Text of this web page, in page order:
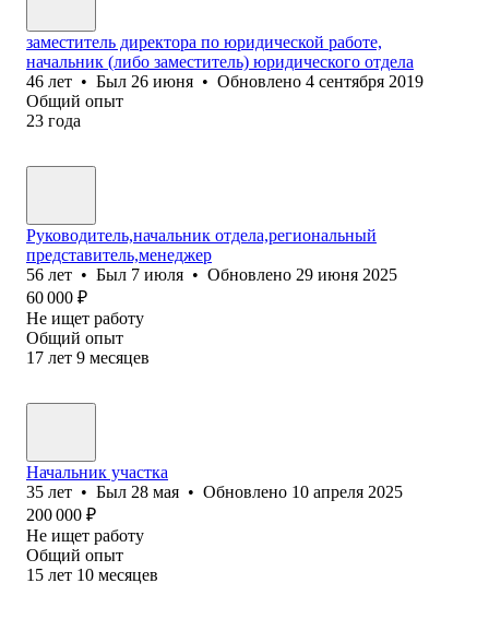
заместитель директора по юридической работе,
начальник (либо заместитель) юридического отдела
46 лет • Был 26 июня • Обновлено 4 сентября 2019
Общий опыт
23 года
Руководитель,начальник отдела,региональный
представитель,менеджер
56 лет • Был 7 июля • Обновлено 29 июня 2025
60 000 ₽
Не ищет работу
Общий опыт
17 лет 9 месяцев
Начальник участка
35 лет • Был 28 мая • Обновлено 10 апреля 2025
200 000 ₽
Не ищет работу
Общий опыт
15 лет 10 месяцев